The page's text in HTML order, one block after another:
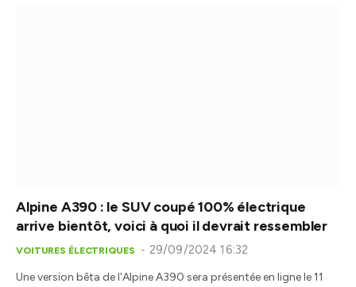
Alpine A390 : le SUV coupé 100% électrique
arrive bientôt, voici à quoi il devrait ressembler
VOITURES ÉLECTRIQUES 29/09/2024 16:32
Une version bêta de l'Alpine A390 sera présentée en ligne le 11